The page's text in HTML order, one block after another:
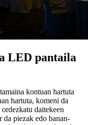
LED pantaila
kontuan hartuta
hartuta, komeni da
daitekeen
da piezak edo banan-